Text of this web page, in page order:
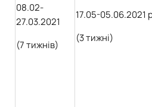
08.02-
27.03.2021
(7 тижнів)
17.05-05.06.2021
(3 тижні)